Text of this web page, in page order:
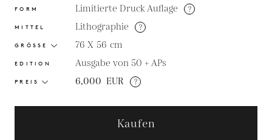
FORM Limitierte Druck Auflage ?
MITTEL Lithographie ?
GRÖSSE 76 X 56 cm
EDITION Ausgabe von 50 + APs
PREIS 6,000 EUR ?
Kaufen